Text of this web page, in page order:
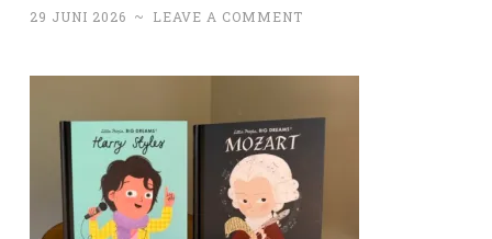
29 JUNI 2026 ~ LEAVE A COMMENT